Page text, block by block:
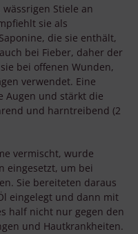
Stiele an
sie als
die sie enthält,
bei Fieber, daher der
bei offenen Wunden,
verwendet. Eine
Augen und stärkt die
und harntreibend (2
vermischt, wurde
eingesetzt, um bei
Sie bereiteten daraus
eingelegt und dann mit
half nicht nur gegen den
und Hautkrankheiten.